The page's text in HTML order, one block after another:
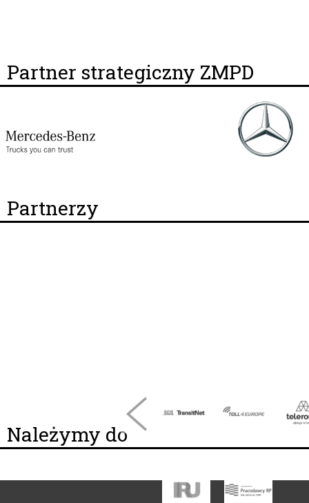
Partner strategiczny ZMPD
Partnerzy
Należymy do